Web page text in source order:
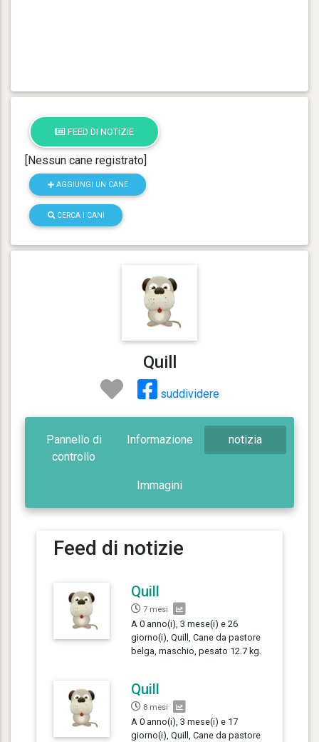
FEED DI NOTIZIE
[Nessun cane registrato]
AGGIUNGI UN CANE
CERCA I CANI
Quill
suddividere
Pannello di
controllo
Informazione notizia
Immagini
Feed di notizie
Quill
7 mesi
A 0 anno(i), 3 mese(i) e 26
giorno(i), Quill, Cane da pastore
belga, maschio, pesato 12.7 kg.
Quill
8 mesi
A 0 anno(i), 3 mese(i) e 17
giorno(i), Quill, Cane da pastore